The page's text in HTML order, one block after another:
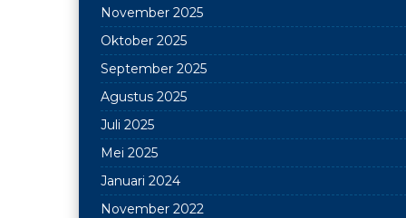
November 2025
Oktober 2025
September 2025
Agustus 2025
Juli 2025
Mei 2025
Januari 2024
November 2022